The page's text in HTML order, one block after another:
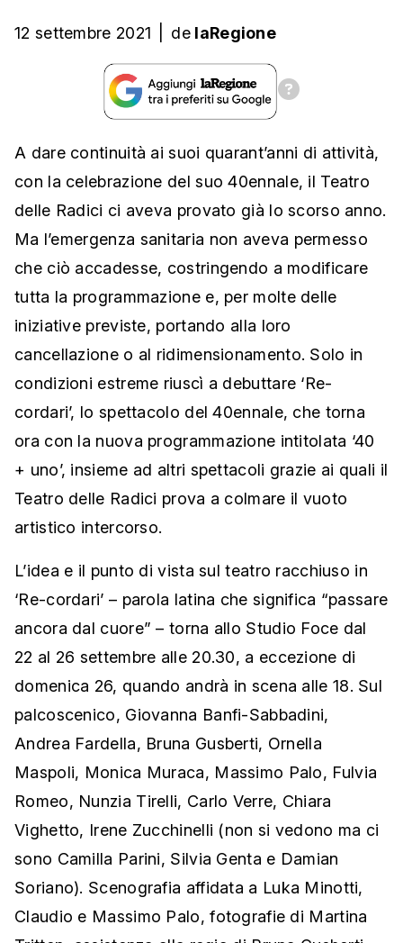
12 settembre 2021 de laRegione
A dare continuità ai suoi quarant’anni di attività,
con la celebrazione del suo 40ennale, il Teatro
delle Radici ci aveva provato già lo scorso anno.
Ma l’emergenza sanitaria non aveva permesso
che ciò accadesse, costringendo a modificare
tutta la programmazione e, per molte delle
iniziative previste, portando alla loro
cancellazione o al ridimensionamento. Solo in
condizioni estreme riuscì a debuttare ‘Re-
cordari’, lo spettacolo del 40ennale, che torna
ora con la nuova programmazione intitolata ‘40
+ uno’, insieme ad altri spettacoli grazie ai quali il
Teatro delle Radici prova a colmare il vuoto
artistico intercorso.
L’idea e il punto di vista sul teatro racchiuso in
‘Re-cordari’ – parola latina che significa “passare
ancora dal cuore” – torna allo Studio Foce dal
22 al 26 settembre alle 20.30, a eccezione di
domenica 26, quando andrà in scena alle 18. Sul
palcoscenico, Giovanna Banfi-Sabbadini,
Andrea Fardella, Bruna Gusberti, Ornella
Maspoli, Monica Muraca, Massimo Palo, Fulvia
Romeo, Nunzia Tirelli, Carlo Verre, Chiara
Vighetto, Irene Zucchinelli (non si vedono ma ci
sono Camilla Parini, Silvia Genta e Damian
Soriano). Scenografia affidata a Luka Minotti,
Claudio e Massimo Palo, fotografie di Martina